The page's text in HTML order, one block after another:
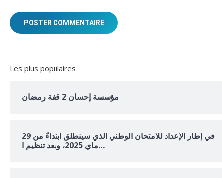
POSTER COMMENTAIRE
Les plus populaires
مؤسسة إحسان 2 قفة رمضان
في إطار الإعداد للامتحان الوطني الذي سينطلق ابتداءً من 29
ماي 2025، وبعد تنظيم ا…